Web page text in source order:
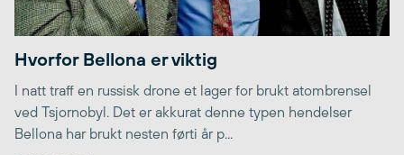
Hvorfor Bellona er viktig
I natt traff en russisk drone et lager for brukt atombrensel
ved Tsjornobyl. Det er akkurat denne typen hendelser
Bellona har brukt nesten førti år p...